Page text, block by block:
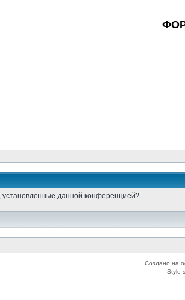
установленные данной конференцией?
Создано на
Style